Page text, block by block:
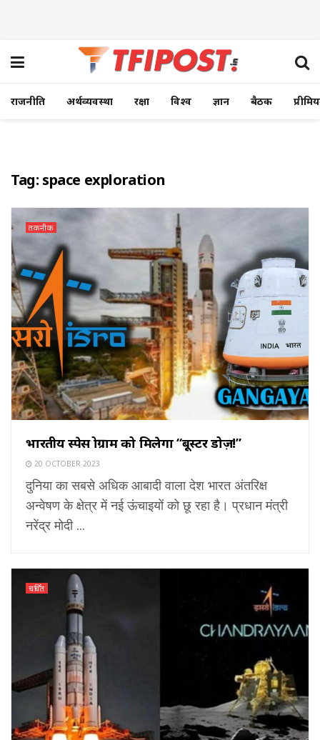
राजनीति अर्थव्यवस्था रक्षा विश्व ज्ञान बैठक
Tag: space exploration
तकनीक
भारतीय स्पेस प्रोग्राम को मिलेगा “बूस्टर डोज़!”
20 OCTOBER 2023
दुनिया का सबसे अधिक आबादी वाला देश भारत अंतरिक्ष
अन्वेषण के क्षेत्र में नई ऊंचाइयों को छू रहा है। प्रधान मंत्री
नरेंद्र मोदी ...
चर्चित